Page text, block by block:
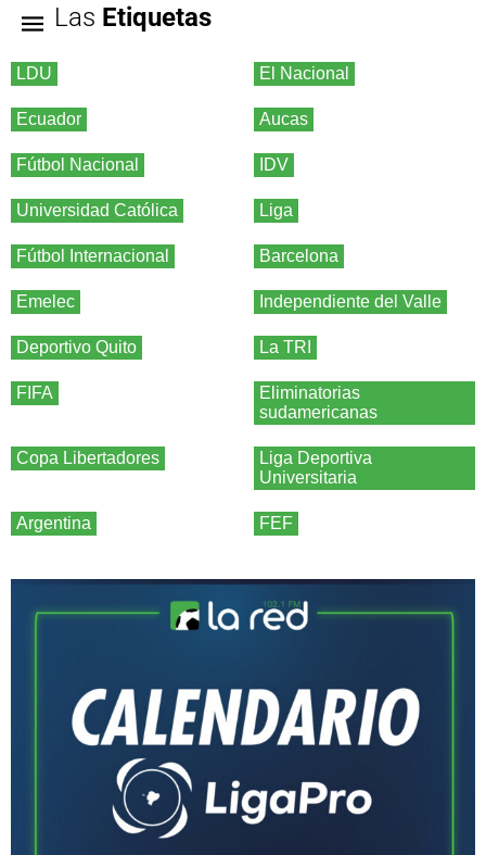
Las Etiquetas
LDU El Nacional
Ecuador Aucas
Fútbol Nacional IDV
Universidad Católica Liga
Fútbol Internacional Barcelona
Emelec Independiente del Valle
Deportivo Quito La TRI
FIFA
Eliminatorias
sudamericanas
Copa Libertadores
Liga Deportiva
Universitaria
Argentina FEF